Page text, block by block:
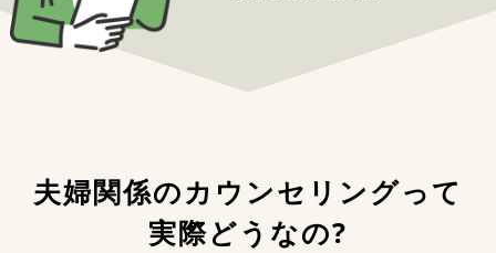
夫婦関係のカウンセリングって
実際どうなの?